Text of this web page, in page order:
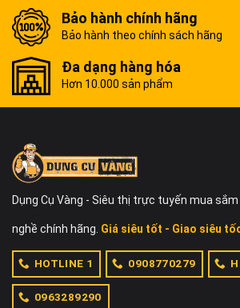
Bảo hành chính hãng
Bảo hành theo chính sách hãng
Đa dạng hàng hóa
Hơn 10.000 sản phẩm
Dụng Cụ Vàng - Siêu thị trực tuyến mua
nghề chính hãng. Giá siêu tốt - Giao siêu
HOTLINE 1 0908770279
0963289290